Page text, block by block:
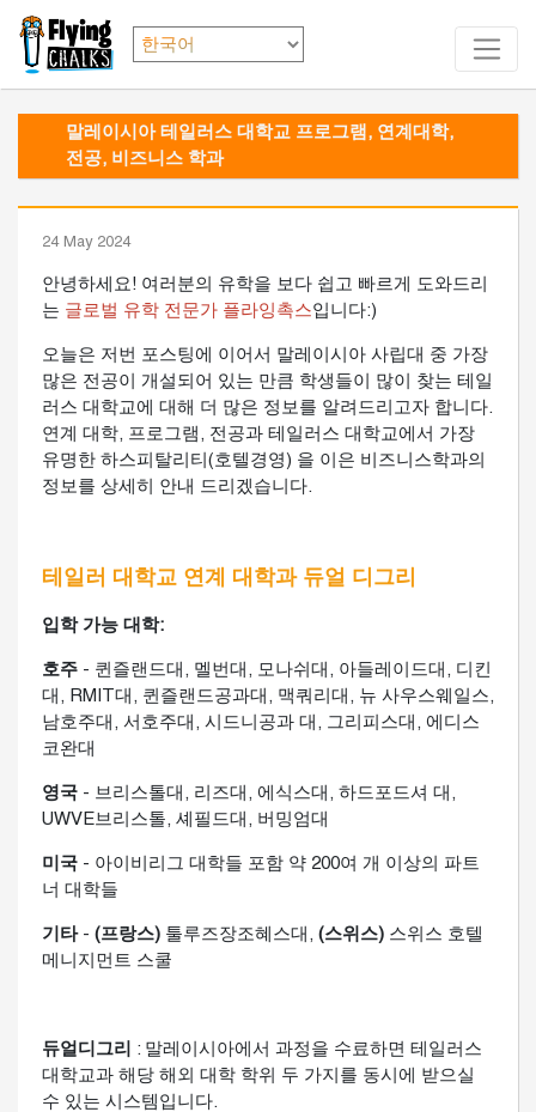
말레이시아 테일러스 대학교 프로그램, 연계대학,
전공, 비즈니스 학과
24 May 2024
안녕하세요! 여러분의 유학을 보다 쉽고 빠르게 도와드리
는 글로벌 유학 전문가 플라잉촉스입니다:)
오늘은 저번 포스팅에 이어서 말레이시아 사립대 중 가장
많은 전공이 개설되어 있는 만큼 학생들이 많이 찾는 테일
러스 대학교에 대해 더 많은 정보를 알려드리고자 합니다.
연계 대학, 프로그램, 전공과 테일러스 대학교에서 가장
유명한 하스피탈리티(호텔경영) 을 이은 비즈니스학과의
정보를 상세히 안내 드리겠습니다.
테일러 대학교 연계 대학과 듀얼 디그리
입학 가능 대학:
호주 - 퀸즐랜드대, 멜번대, 모나쉬대, 아들레이드대, 디킨
대, RMIT대, 퀸즐랜드공과대, 맥쿼리대, 뉴 사우스웨일스,
남호주대, 서호주대, 시드니공과 대, 그리피스대, 에디스
코완대
영국 - 브리스톨대, 리즈대, 에식스대, 하드포드셔 대,
UWVE브리스톨, 셰필드대, 버밍엄대
미국 - 아이비리그 대학들 포함 약 200여 개 이상의 파트
너 대학들
기타- (프랑스) 툴루즈장조혜스대, (스위스) 스위스 호텔
메니지먼트 스쿨
듀얼디그리
: 말레이시아에서 과정을 수료하면 테일러스
대학교과 해당 해외 대학 학위 두 가지를 동시에 받으실
수 있는 시스템입니다.